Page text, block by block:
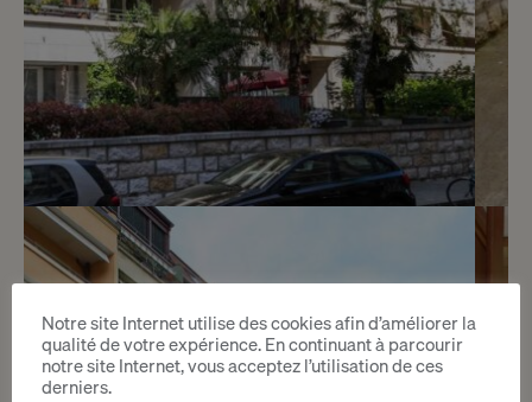
Réservé
Appartement proche du parc
Bertrand
Genève
Notre site Internet utilise des cookies afin d’améliorer la
qualité de votre expérience. En continuant à parcourir
notre site Internet, vous acceptez l’utilisation de ces
derniers.